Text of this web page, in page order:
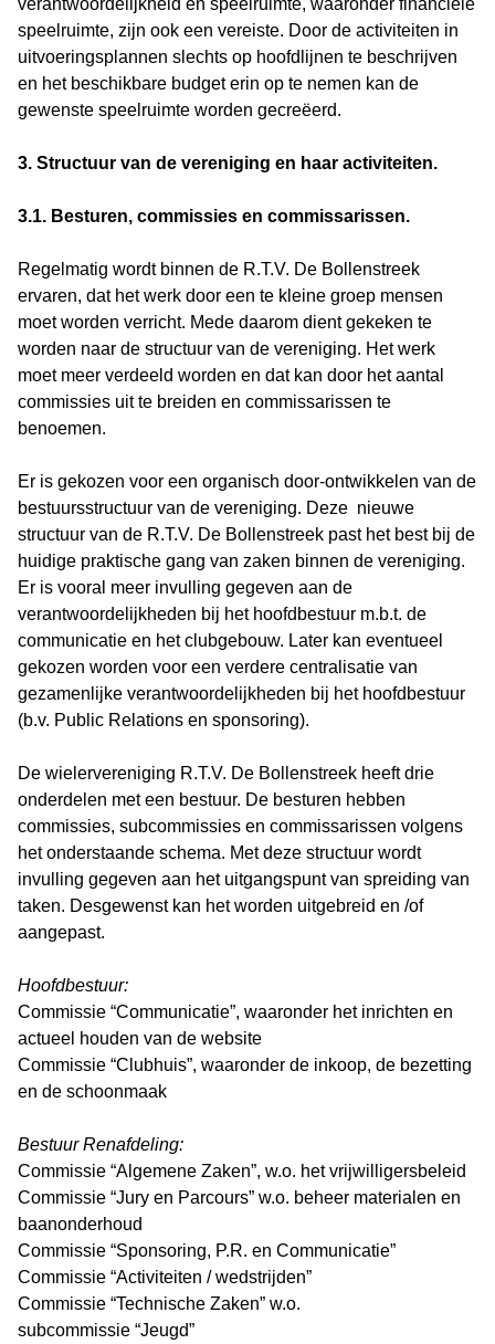
verantwoordelijkheid en speelruimte, waaronder financiële
speelruimte, zijn ook een vereiste. Door de activiteiten in
uitvoeringsplannen slechts op hoofdlijnen te beschrijven
en het beschikbare budget erin op te nemen kan de
gewenste speelruimte worden gecreëerd.
3. Structuur van de vereniging en haar activiteiten.
3.1. Besturen, commissies en commissarissen.
Regelmatig wordt binnen de R.T.V. De Bollenstreek
ervaren, dat het werk door een te kleine groep mensen
moet worden verricht. Mede daarom dient gekeken te
worden naar de structuur van de vereniging. Het werk
moet meer verdeeld worden en dat kan door het aantal
commissies uit te breiden en commissarissen te
benoemen.
Er is gekozen voor een organisch door-ontwikkelen van de
bestuursstructuur van de vereniging. Deze nieuwe
structuur van de R.T.V. De Bollenstreek past het best bij de
huidige praktische gang van zaken binnen de vereniging.
Er is vooral meer invulling gegeven aan de
verantwoordelijkheden bij het hoofdbestuur m.b.t. de
communicatie en het clubgebouw. Later kan eventueel
gekozen worden voor een verdere centralisatie van
gezamenlijke verantwoordelijkheden bij het hoofdbestuur
(b.v. Public Relations en sponsoring).
De wielervereniging R.T.V. De Bollenstreek heeft drie
onderdelen met een bestuur. De besturen hebben
commissies, subcommissies en commissarissen volgens
het onderstaande schema. Met deze structuur wordt
invulling gegeven aan het uitgangspunt van spreiding van
taken. Desgewenst kan het worden uitgebreid en /of
aangepast.
Hoofdbestuur:
Commissie “Communicatie”, waaronder het inrichten en
actueel houden van de website
Commissie “Clubhuis”, waaronder de inkoop, de bezetting
en de schoonmaak
Bestuur Renafdeling:
Commissie “Algemene Zaken”, w.o. het vrijwilligersbeleid
Commissie “Jury en Parcours” w.o. beheer materialen en
baanonderhoud
Commissie “Sponsoring, P.R. en Communicatie”
Commissie “Activiteiten / wedstrijden”
Commissie “Technische Zaken” w.o.
subcommissie “Jeugd”